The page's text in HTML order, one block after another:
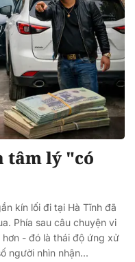
tâm lý "có
kín lối đi tại Hà Tĩnh đã
Phía sau câu chuyện vi
hơn - đó là thái độ ứng xử
người nhìn nhận...